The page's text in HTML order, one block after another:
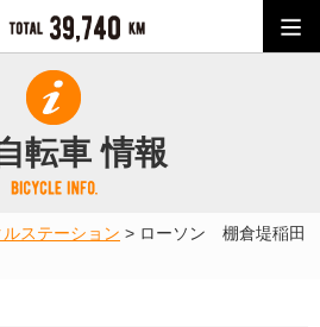
転車 情報
ステーション > ローソン 棚倉堤稲田